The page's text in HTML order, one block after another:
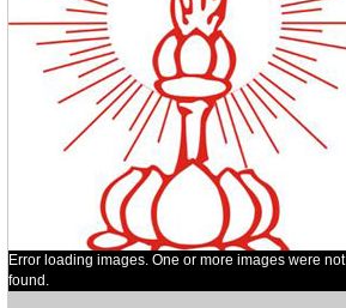
Error loading images. One or more images were not
found.